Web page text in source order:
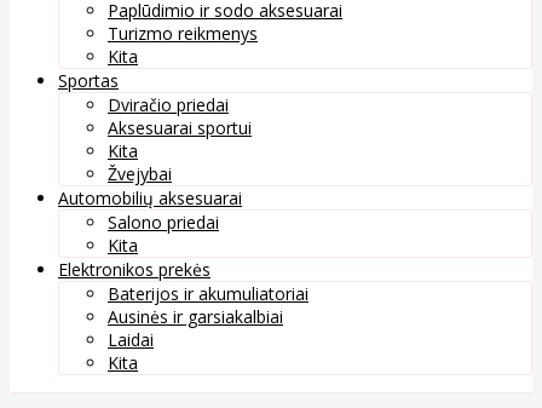
Paplūdimio ir sodo aksesuarai
Turizmo reikmenys
Kita
Sportas
Dviračio priedai
Aksesuarai sportui
Kita
Žvejybai
Automobilių aksesuarai
Salono priedai
Kita
Elektronikos prekės
Baterijos ir akumuliatoriai
Ausinės ir garsiakalbiai
Laidai
Kita